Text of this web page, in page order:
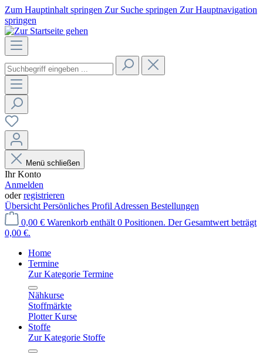
Zum Hauptinhalt springen Zur Suche springen Zur Hauptnavigation
springen
Menü schließen
Ihr Konto
Anmelden
oderregistrieren
Übersicht Persönliches Profil Adressen Bestellungen
0,00 € Warenkorb enthält 0 Positionen. Der Gesamtwert beträgt
0,00 €.
Home
Termine
Zur Kategorie Termine
Nähkurse
Stoffmärkte
Plotter Kurse
Stoffe
Zur Kategorie Stoffe